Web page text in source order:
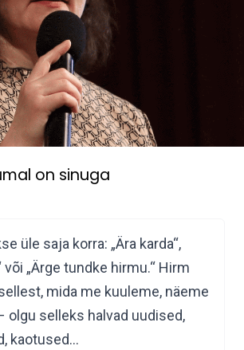
on sinuga
üle saja korra: „Ära karda“,
või „Ärge tundke hirmu.“ Hirm
mida me kuuleme, näeme
olgu selleks halvad uudised,
kaotused…